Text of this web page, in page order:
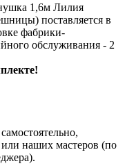
1,6м Лилия
поставляется в
фабрики-
обслуживания - 2
или наших мастеров (по